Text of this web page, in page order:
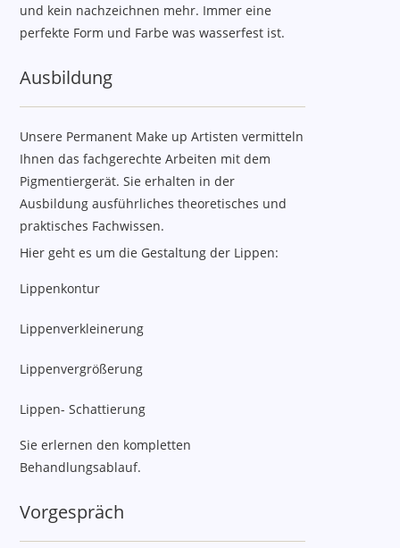
und kein nachzeichnen mehr. Immer eine
perfekte Form und Farbe was wasserfest ist.
Ausbildung
Unsere Permanent Make up Artisten vermitteln
Ihnen das fachgerechte Arbeiten mit dem
Pigmentiergerät. Sie erhalten in der
Ausbildung ausführliches theoretisches und
praktisches Fachwissen.
Hier geht es um die Gestaltung der Lippen:
Lippenkontur
Lippenverkleinerung
Lippenvergrößerung
Lippen- Schattierung
Sie erlernen den kompletten
Behandlungsablauf.
Vorgespräch